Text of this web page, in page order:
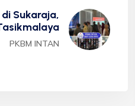
Sukaraja,
PKBM INTAN